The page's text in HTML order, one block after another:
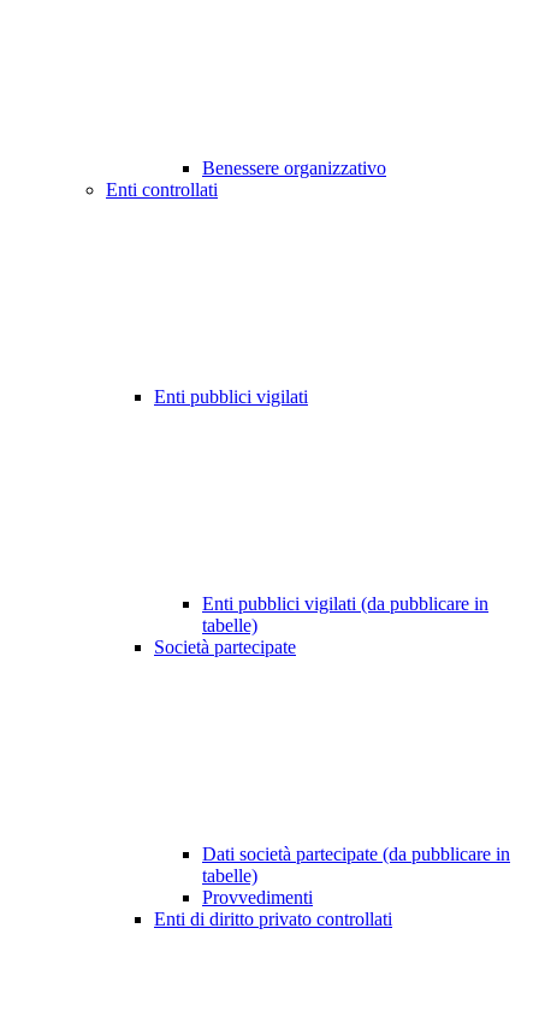
Benessere organizzativo
Enti controllati
Enti pubblici vigilati
Enti pubblici vigilati (da pubblicare in
tabelle)
Società partecipate
Dati società partecipate (da pubblicare in
tabelle)
Provvedimenti
Enti di diritto privato controllati